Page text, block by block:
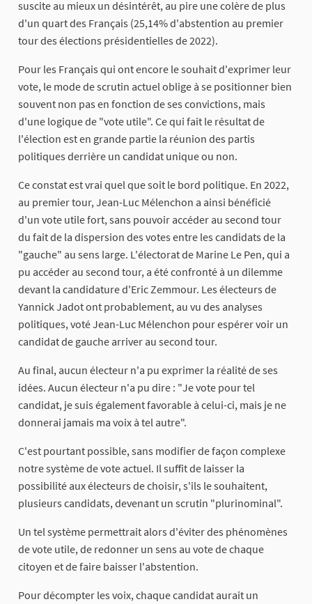
suscite au mieux un désintérêt, au pire une colère de plus
d'un quart des Français (25,14% d'abstention au premier
tour des élections présidentielles de 2022).
Pour les Français qui ont encore le souhait d'exprimer leur
vote, le mode de scrutin actuel oblige à se positionner bien
souvent non pas en fonction de ses convictions, mais
d'une logique de "vote utile". Ce qui fait le résultat de
l'élection est en grande partie la réunion des partis
politiques derrière un candidat unique ou non.
Ce constat est vrai quel que soit le bord politique. En 2022,
au premier tour, Jean-Luc Mélenchon a ainsi bénéficié
d'un vote utile fort, sans pouvoir accéder au second tour
du fait de la dispersion des votes entre les candidats de la
"gauche" au sens large. L'électorat de Marine Le Pen, qui a
pu accéder au second tour, a été confronté à un dilemme
devant la candidature d'Eric Zemmour. Les électeurs de
Yannick Jadot ont probablement, au vu des analyses
politiques, voté Jean-Luc Mélenchon pour espérer voir un
candidat de gauche arriver au second tour.
Au final, aucun électeur n'a pu exprimer la réalité de ses
idées. Aucun électeur n'a pu dire : "Je vote pour tel
candidat, je suis également favorable à celui-ci, mais je ne
donnerai jamais ma voix à tel autre".
C'est pourtant possible, sans modifier de façon complexe
notre système de vote actuel. Il suffit de laisser la
possibilité aux électeurs de choisir, s'ils le souhaitent,
plusieurs candidats, devenant un scrutin "plurinominal".
Un tel système permettrait alors d'éviter des phénomènes
de vote utile, de redonner un sens au vote de chaque
citoyen et de faire baisser l'abstention.
Pour décompter les voix, chaque candidat aurait un